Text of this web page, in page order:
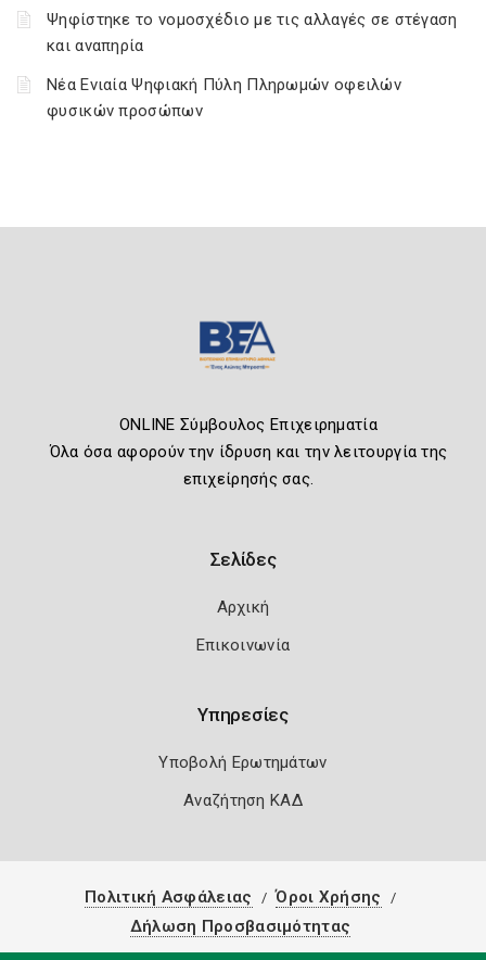
Ψηφίστηκε το νομοσχέδιο με τις αλλαγές σε στέγαση
και αναπηρία
Νέα Ενιαία Ψηφιακή Πύλη Πληρωμών οφειλών
φυσικών προσώπων
ONLINE Σύμβουλος Επιχειρηματία
Όλα όσα αφορούν την ίδρυση και την λειτουργία της
επιχείρησής σας.
Σελίδες
Αρχική
Επικοινωνία
Υπηρεσίες
Υποβολή Ερωτημάτων
Αναζήτηση ΚΑΔ
Πολιτική Ασφάλειας
Όροι Χρήσης
Δήλωση Προσβασιμότητας